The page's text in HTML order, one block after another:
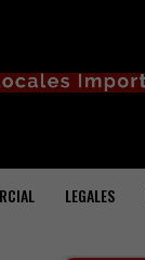
LEGALES